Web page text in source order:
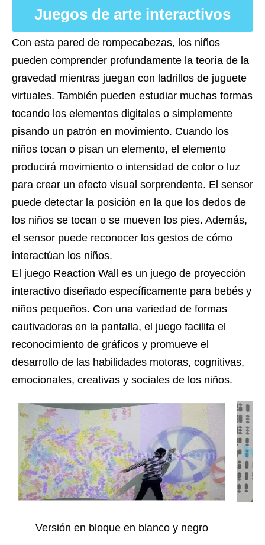
Juegos de arte interactivos
Con esta pared de rompecabezas, los niños
pueden comprender profundamente la teoría de la
gravedad mientras juegan con ladrillos de juguete
virtuales. También pueden estudiar muchas formas
tocando los elementos digitales o simplemente
pisando un patrón en movimiento. Cuando los
niños tocan o pisan un elemento, el elemento
producirá movimiento o intensidad de color o luz
para crear un efecto visual sorprendente. El sensor
puede detectar la posición en la que los dedos de
los niños se tocan o se mueven los pies. Además,
el sensor puede reconocer los gestos de cómo
interactúan los niños.
El juego Reaction Wall es un juego de proyección
interactivo diseñado específicamente para bebés y
niños pequeños. Con una variedad de formas
cautivadoras en la pantalla, el juego facilita el
reconocimiento de gráficos y promueve el
desarrollo de las habilidades motoras, cognitivas,
emocionales, creativas y sociales de los niños.
Versión en bloque en blanco y negro